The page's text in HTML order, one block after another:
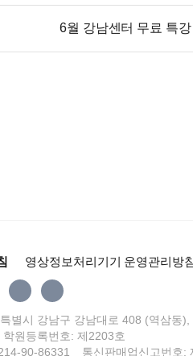
6월 강남센터 무료 특강
영상정보처리기기 운영관리방
별시 강남구 강남대로 408 (역삼동),
학원등록번호: 제2203호
90-86331
통신판매업신고번호: